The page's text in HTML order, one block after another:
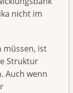
nicht im
müssen, ist
Struktur
Auch wenn